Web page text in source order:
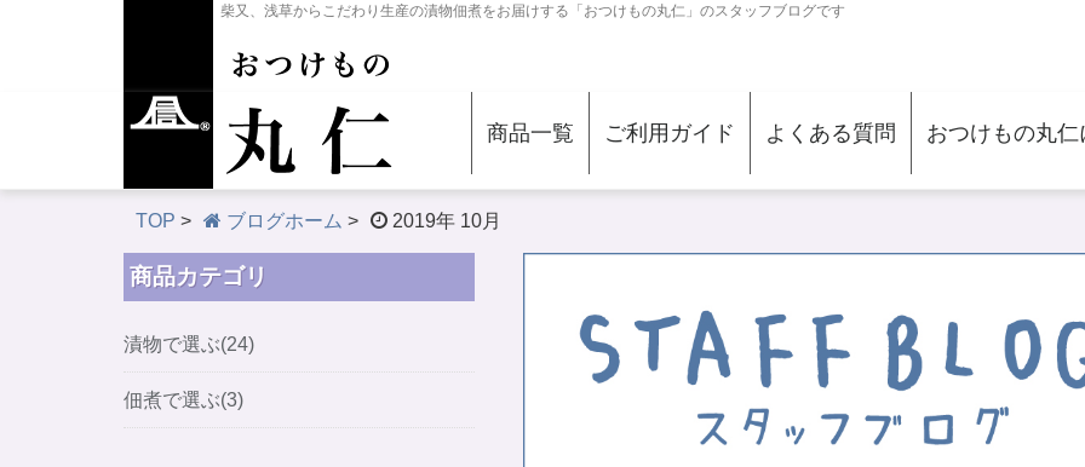
柴又、浅草からこだわり生産の漬物佃煮をお届けする「おつけもの丸仁」のスタッフブログです
商品一覧 ご利用ガイド よくある質問 おつけもの丸
TOP > ブログホーム > 2019年 10月
商品カテゴリ
漬物で選ぶ(24)
佃煮で選ぶ(3)